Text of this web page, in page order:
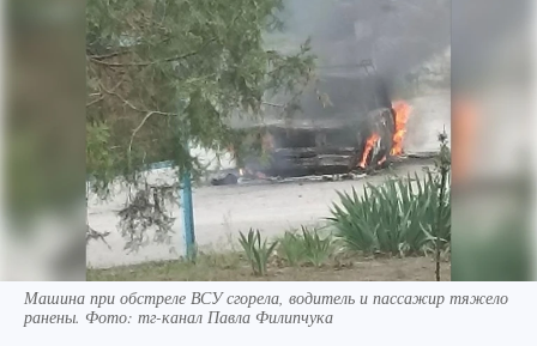
Машина при обстреле ВСУ сгорела, водитель и пассажир тяжело
ранены. Фото: тг-канал Павла Филипчука